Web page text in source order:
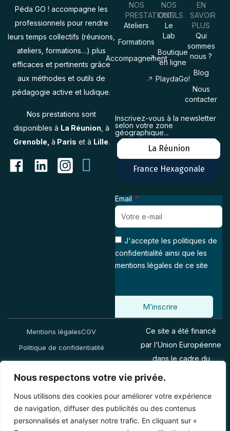
Nous respectons votre vie privée.
Nous utilisons des cookies pour améliorer votre expérience
de navigation, diffuser des publicités ou des contenus
personnalisés et analyser notre trafic. En cliquant sur «
Péda GO ! accompagne les
professionnels pour rendre
leurs temps collectifs (réunions,
ateliers, formations…) plus
efficaces et pertinents grâce
aux méthodes et outils de
pédagogie active et ludique.
Nos prestations sont
disponibles à La Réunion , à
Grenoble, à Paris et à Lille.
NOS
PRESTATIONS
Ateliers
Formations
Accompagnement
NOS
OUTILS
Le
Lab
Boutique
en ligne
PlaydaGo!
EN
SAVOIR
PLUS
Qui
sommes
nous ?
Blog
Nous
contacter
Inscrivez-vous à la newsletter
selon votre zone
géographique...
La Réunion
France Hexagonale
Email
J'accepte les politiques de
confidentialité ainsi que les
mentions légales de ce site
M’inscrire
Mentions légalesCGV
Politique de confidentialité
Ce site a été financé
par l’Union Européenne
dans le cadre du
programme FEDER-
l’Autorité de gestion est
la Région Réunion.
L’Europe s’engage à la